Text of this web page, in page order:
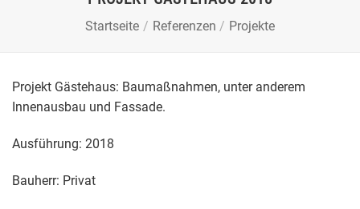
Startseite / Referenzen / Projekte
Projekt Gästehaus: Baumaßnahmen, unter anderem
Innenausbau und Fassade.
Ausführung: 2018
Bauherr: Privat